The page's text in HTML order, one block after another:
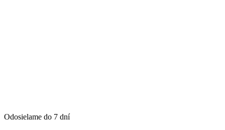
Odosielame do 7 dní